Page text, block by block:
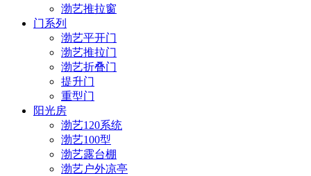
渤艺推拉窗
门系列
渤艺平开门
渤艺推拉门
渤艺折叠门
提升门
重型门
阳光房
渤艺120系统
渤艺100型
渤艺露台棚
渤艺户外凉亭